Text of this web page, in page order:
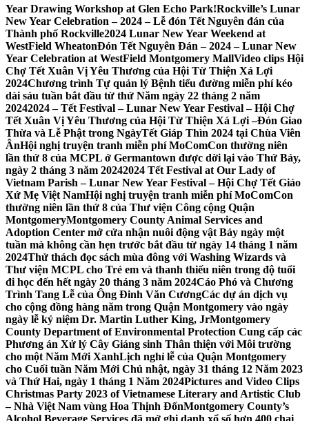
Year Drawing Workshop at Glen Echo Park!Rockville’s Lunar
New Year Celebration – 2024 – Lễ đón Tết Nguyên đán của
Thành phố Rockville2024 Lunar New Year Weekend at
WestField WheatonĐón Tết Nguyên Đán – 2024 – Lunar New
Year Celebration at WestField Montgomery MallVideo clips Hội
Chợ Tết Xuân Vị Yêu Thương của Hội Từ Thiện Xá Lợi
2024Chương trình Tự quản lý Bệnh tiểu đường miễn phí kéo
dài sáu tuần bắt đầu từ thứ Năm ngày 22 tháng 2 năm
20242024 – Tết Festival – Lunar New Year Festival – Hội Chợ
Tết Xuân Vị Yêu Thương của Hội Từ Thiện Xá Lợi –Đón Giao
Thừa và Lễ Phật trong NgàyTết Giáp Thìn 2024 tại Chùa Viên
ÂnHội nghị truyện tranh miễn phí MoComCon thường niên
lần thứ 8 của MCPL ở Germantown được dời lại vào Thứ Bảy,
ngày 2 tháng 3 năm 20242024 Tết Festival at Our Lady of
Vietnam Parish – Lunar New Year Festival – Hội Chợ Tết Giáo
Xứ Mẹ Việt NamHội nghị truyện tranh miễn phí MoComCon
thường niên lần thứ 8 của Thư viện Công cộng Quận
MontgomeryMontgomery County Animal Services and
Adoption Center mở cửa nhận nuôi động vật Bảy ngày một
tuần mà không cần hẹn trước bắt đầu từ ngày 14 tháng 1 năm
2024Thử thách đọc sách mùa đông với Washing Wizards và
Thư viện MCPL cho Trẻ em và thanh thiếu niên trong độ tuổi
đi học đến hết ngày 20 tháng 3 năm 2024Cáo Phó và Chương
Trình Tang Lễ của Ông Đinh Văn CươngCác dự án dịch vụ
cho cộng đồng hàng năm trong Quận Montgomery vào ngày
ngày lễ kỷ niệm Dr. Martin Luther King, JrMontgomery
County Department of Environmental Protection Cung cấp các
Phương án Xử lý Cây Giáng sinh Thân thiện với Môi trường
cho một Năm Mới XanhLịch nghỉ lễ của Quận Montgomery
cho Cuối tuần Năm Mới Chủ nhật, ngày 31 tháng 12 Năm 2023
và Thứ Hai, ngày 1 tháng 1 Năm 2024Pictures and Video Clips
Christmas Party 2023 of Vietnamese Literary and Artistic Club
– Nhà Việt Nam vùng Hoa Thịnh ĐốnMontgomery County’s
Alcohol Beverage Services đã mở ghi danh xổ số hơn 400 chai